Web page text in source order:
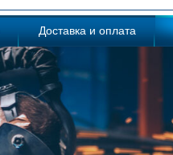
Доставка и оплата